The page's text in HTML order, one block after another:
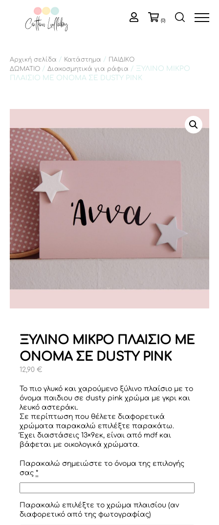
(0)
Αρχική σελίδα / Κατάστημα /
ΠΑΙΔΙΚΟ
ΔΩΜΑΤΙΟ / Διακοσμητικά για ράφια / ΞΥΛΙΝΟ ΜΙΚΡΟ
ΠΛΑΙΣΙΟ ΜΕ ΟΝΟΜΑ ΣΕ DUSTY PINK
ΞΥΛΙΝΟ ΜΙΚΡΟ ΠΛΑΙΣΙΟ ΜΕ
ΟΝΟΜΑ ΣΕ DUSTY PINK
12,90 €
Το πιο γλυκό και χαρούμενο ξύλινο πλαίσιο με το
όνομα παιδιου σε dusty pink χρώμα με γκρι και
λευκό αστεράκι.
Σε περίπτωση που θέλετε διαφορετικά
χρώματα παρακαλώ επιλέξτε παρακάτω.
Έχει διαστάσεις 13×9εκ, είναι από mdf και
βάφεται με οικολογικά χρώματα.
Παρακαλώ σημειώστε το όνομα της επιλογής
σας *
Παρακαλώ επιλέξτε το χρώμα πλαισίου (αν
διαφορετικό από της φωτογραφίας)